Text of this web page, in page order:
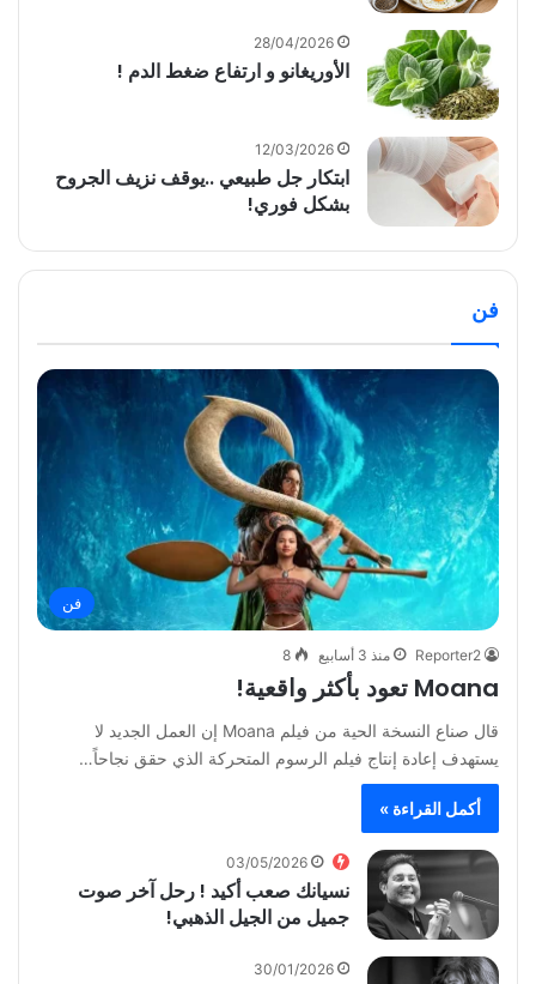
28/04/2026
الأوريغانو و ارتفاع ضغط الدم !
12/03/2026
ابتكار جل طبيعي ..يوقف نزيف الجروح
بشكل فوري!
فن
فن
Reporter2 منذ 3 أسابيع 8
Moana تعود بأكثر واقعية!
قال صناع النسخة الحية من فيلم Moana إن العمل الجديد لا
يستهدف إعادة إنتاج فيلم الرسوم المتحركة الذي حقق نجاحاً…
أكمل القراءة »
03/05/2026
نسيانك صعب أكيد ! رحل آخر صوت
جميل من الجيل الذهبي!
30/01/2026